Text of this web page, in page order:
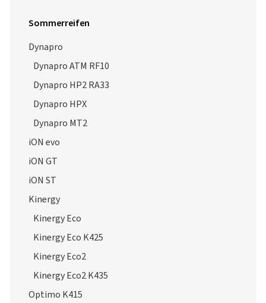
Sommerreifen
Dynapro
Dynapro ATM RF10
Dynapro HP2 RA33
Dynapro HPX
Dynapro MT2
iON evo
iON GT
iON ST
Kinergy
Kinergy Eco
Kinergy Eco K425
Kinergy Eco2
Kinergy Eco2 K435
Optimo K415